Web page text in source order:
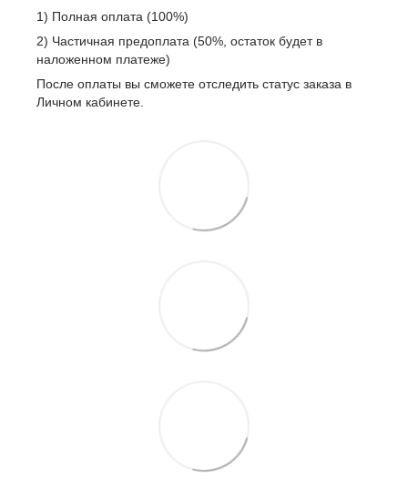
1) Полная оплата (100%)
2) Частичная предоплата (50%, остаток будет в
наложенном платеже)
После оплаты вы сможете отследить статус заказа в
Личном кабинете.